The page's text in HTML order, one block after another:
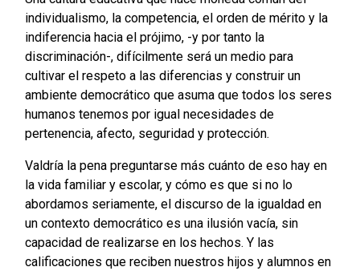
individualismo, la competencia, el orden de mérito y la
indiferencia hacia el prójimo, -y por tanto la
discriminación-, difícilmente será un medio para
cultivar el respeto a las diferencias y construir un
ambiente democrático que asuma que todos los seres
humanos tenemos por igual necesidades de
pertenencia, afecto, seguridad y protección.
Valdría la pena preguntarse más cuánto de eso hay en
la vida familiar y escolar, y cómo es que si no lo
abordamos seriamente, el discurso de la igualdad en
un contexto democrático es una ilusión vacía, sin
capacidad de realizarse en los hechos. Y las
calificaciones que reciben nuestros hijos y alumnos en